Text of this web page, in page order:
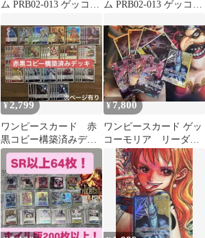
ム PRB02-013 ゲッコ
ム PRB02-013 ゲッコ
¥2,799
ワンピースカード 赤
黒コビー構築済みデッ
キ 調整パーツ
¥7,800
ワンピースカード ゲッ
コーモリア リーダー
パラレル